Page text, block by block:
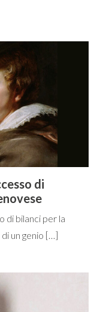
di
di bilanci per la
un genio […]